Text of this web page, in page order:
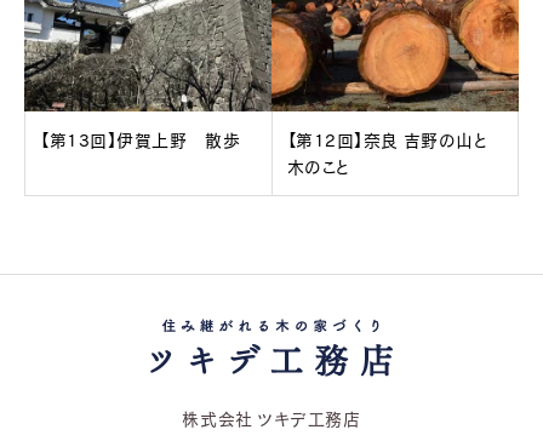
【第13回】伊賀上野 散歩
【第12回】奈良 吉野の山と
木のこと
株式会社 ツキデ工務店